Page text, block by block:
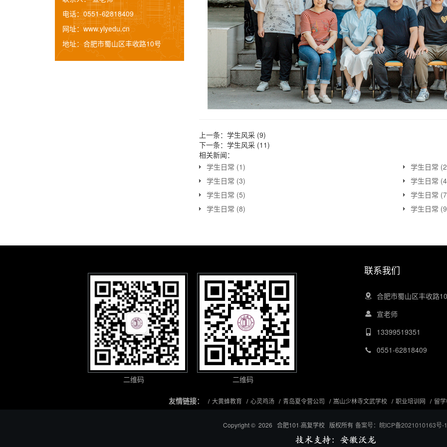
电话：0551-62818409
网址：www.ylyedu.cn
地址：合肥市蜀山区丰收路10号
上一条： 学生风采 (9)
下一条： 学生风采 (11)
相关新闻：
学生日常 (1)
学生日常
学生日常 (3)
学生日常
学生日常 (5)
学生日常
学生日常 (8)
学生日常
联系我们
合肥市蜀山区丰收路
宣老师
13399519351
0551-62818409
二维码 二维码
友情链接： 大黄蜂教育 心灵鸡汤 青岛夏令营公司 嵩山少林寺文武学校 职业培训网 留
Copyright © 2026 合肥101·高复学校 版权所有 备案号：皖ICP备2021010163号-1